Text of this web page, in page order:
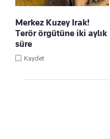
Merkez Kuzey Irak!
Terör örgütüne iki aylık
süre
Kaydet